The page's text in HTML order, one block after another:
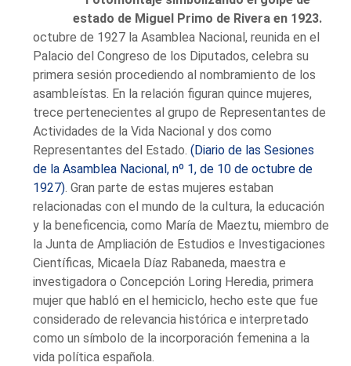
estado de Miguel Primo de Rivera en 1923.
octubre de 1927 la Asamblea Nacional, reunida en el
Palacio del Congreso de los Diputados, celebra su
primera sesión procediendo al nombramiento de los
asambleístas. En la relación figuran quince mujeres,
trece pertenecientes al grupo de Representantes de
Actividades de la Vida Nacional y dos como
Representantes del Estado.(Diario de las Sesiones
de la Asamblea Nacional, nº 1, de 10 de octubre de
1927) . Gran parte de estas mujeres estaban
relacionadas con el mundo de la cultura, la educación
y la beneficencia, como María de Maeztu, miembro de
la Junta de Ampliación de Estudios e Investigaciones
Científicas, Micaela Díaz Rabaneda, maestra e
investigadora o Concepción Loring Heredia, primera
mujer que habló en el hemiciclo, hecho este que fue
considerado de relevancia histórica e interpretado
como un símbolo de la incorporación femenina a la
vida política española.